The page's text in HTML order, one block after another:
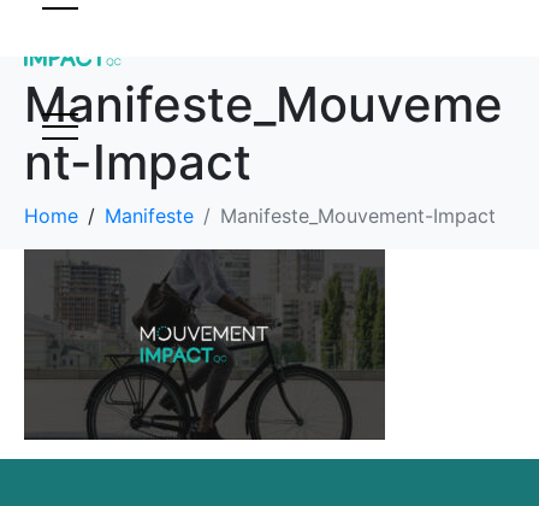
Manifeste_Mouveme
nt-Impact
Home Manifeste Manifeste_Mouvement-Impact